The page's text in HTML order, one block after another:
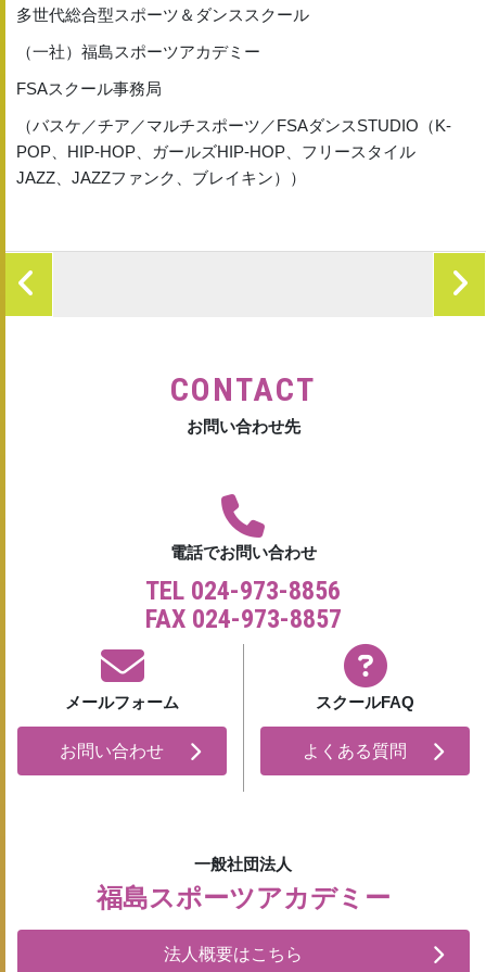
多世代総合型スポーツ＆ダンススクール
（一社）福島スポーツアカデミー
FSAスクール事務局
（バスケ／チア／マルチスポーツ／FSAダンスSTUDIO（K-
POP、HIP-HOP、ガールズHIP-HOP、フリースタイル
JAZZ、JAZZファンク、ブレイキン））
CONTACT
お問い合わせ先
電話でお問い合わせ
TEL 024-973-8856
FAX 024-973-8857
メールフォーム
お問い合わせ
スクールFAQ
よくある質問
一般社団法人
福島スポーツアカデミー
法人概要はこちら